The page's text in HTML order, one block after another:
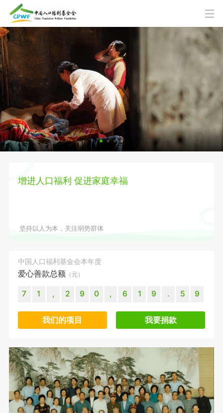
增进人口福利 促进家庭幸福
坚持以人为本，关注弱势群体
中国人口福利基金会本年度
爱心善款总额 （元）
7 1 , 2 9 0 , 6 1 9 . 5 9
我们的项目 我要捐款